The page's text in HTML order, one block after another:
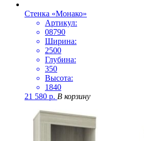
Стенка «Монако»
Артикул:
08790
Ширина:
2500
Глубина:
350
Высота:
1840
21 580 р. В корзину